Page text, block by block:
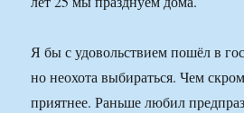
Я бы с удовольствием пошёл в
но неохота выбираться. Чем
приятнее. Раньше любил